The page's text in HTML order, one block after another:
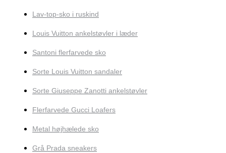
Lav-top-sko i ruskind
Louis Vuitton ankelstøvler i læder
Santoni flerfarvede sko
Sorte Louis Vuitton sandaler
Sorte Giuseppe Zanotti ankelstøvler
Flerfarvede Gucci Loafers
Metal højhælede sko
Grå Prada sneakers